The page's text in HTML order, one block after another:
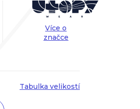
Tabulka velikostí
Více o
značce